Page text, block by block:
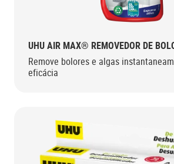
UHU AIR MAX® REMOVEDOR DE
Remove bolores e algas
eficácia